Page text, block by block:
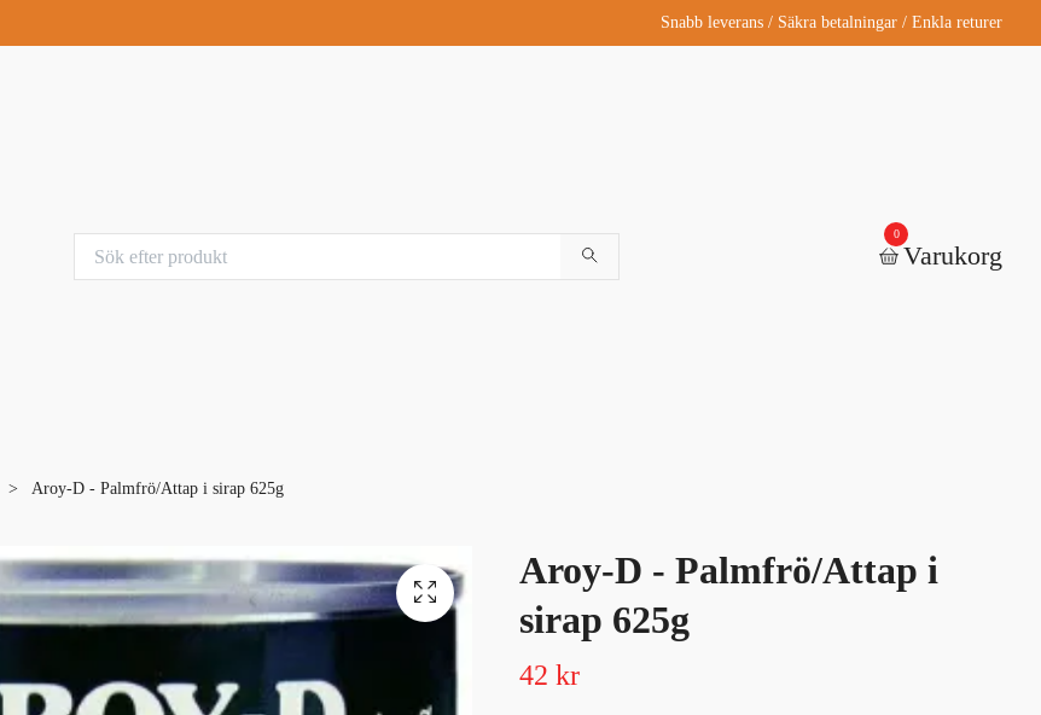
Snabb leverans / Säkra betalningar / Enkla returer
0
Varukorg
Aroy-D - Palmfrö/Attap i sirap 625g
Aroy-D - Palmfrö/Attap i
sirap 625g
42 kr